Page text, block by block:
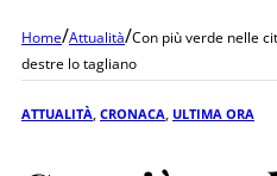
Home/Attualità/Con più verde nelle
destre lo tagliano
ATTUALITÀ CRONACA ULTIMA ORA